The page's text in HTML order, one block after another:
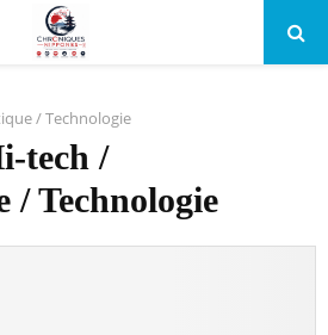
/ Technologie
tech /
Technologie